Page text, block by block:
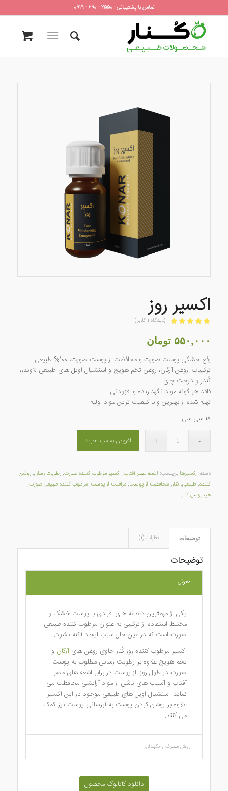
تماس با پشتیبانی : 2550 - 690 - 0919
اکسیر روز
از 5 در
مشتری
(دیدگاه 1 کاربر)
۵۵۰,۰۰۰ تومان
رفع خشکی پوست صورت و محافظت از پوست صورت، 100% طبیعی
ترکیبات: روغن آرگان، روغن تخم هویج و اسنشیال اویل های طبیعی لاوندر،
کُندر و درخت چای
فاقد هر گونه مواد نگهدارنده و افزودنی
تهیه شده از بهترین و با کیفیت ترین مواد اولیه
18 سی سی
افزودن به سبد خرید
دسته: اِکسیرها برچسب: اشعه مضر آفتاب, اکسیر مرطوب کننده صورت, رطوبت رسان, روشن
کننده, طبیعی, کنار, محافظت از پوست, مراقبت از پوست, مرطوب کننده طبیعی صورت,
هیدروسل کنار
توضیحات نظرات (1)
توضیحات
معرفی
یکی از مهمترین دغدغه های افرادی با پوست خشک و
مختلط استفاده از ترکیبی به عنوان مرطوب کننده طبیعی
صورت است که در عین حال سبب ایجاد آکنه نشود.
اکسیر مرطوب کننده روز کُنار حاوی روغن های آرگان و
تخم هویج علاوه بر رطوبت رسانی مطلوب به پوست
صورت در طول روز، از پوست در برابر اشعه های مضر
آفتاب و آسیب های ناشی از مواد آرایشی محافظت می
نماید. اسنشیال اویل های طبیعی موجود در این اکسیر
علاوه بر روشن کردن پوست به آبرسانی پوست نیز کمک
می کنند.
روش مصرف و نگهداری
دانلود کاتالوگ محصول